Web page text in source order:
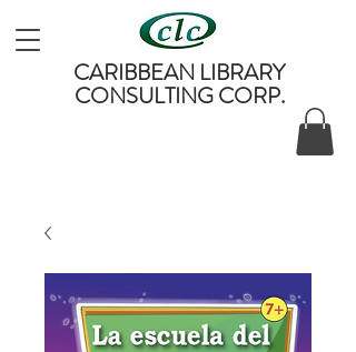
CARIBBEAN LIBRARY
CONSULTING CORP.